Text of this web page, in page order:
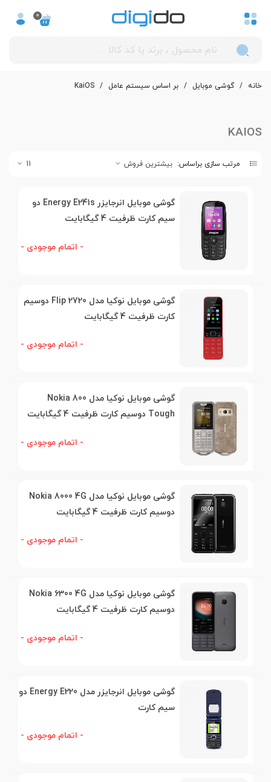
0
خانه / گوشی موبایل / بر اساس سیستم عامل /
KaiOS
KAIOS
مرتب سازی براساس: بیشترین فروش 11
گوشی موبایل انرجایزر Energy E241s دو
سیم کارت ظرفیت 4 گیگابایت
- اتمام موجودی -
گوشی موبایل نوکیا مدل 2720 Flip دوسیم
کارت ظرفیت 4 گیگابایت
- اتمام موجودی -
گوشی موبایل نوکیا مدل Nokia 800
Tough دوسیم کارت ظرفیت 4 گیگابایت
- اتمام موجودی -
گوشی موبایل نوکیا مدل Nokia 8000 4G
دوسیم کارت ظرفیت 4 گیگابایت
- اتمام موجودی -
گوشی موبایل نوکیا مدل Nokia 6300 4G
دوسیم کارت ظرفیت 4 گیگابایت
- اتمام موجودی -
گوشی موبایل انرجایزر مدل Energy E220 دو
سیم کارت
- اتمام موجودی -